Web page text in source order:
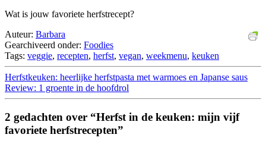
Wat is jouw favoriete herfstrecept?
Auteur: Barbara
Gearchiveerd onder: Foodies
Tags: veggie, recepten, herfst, vegan, weekmenu, keuken
Herfstkeuken: heerlijke herfstpasta met warmoes en Japanse saus
Review: 1 groente in de hoofdrol
2 gedachten over “Herfst in de keuken: mijn vijf
favoriete herfstrecepten”